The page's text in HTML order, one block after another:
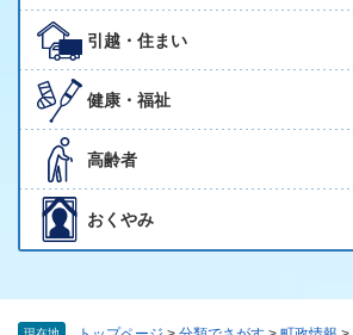
引越・住まい
健康・福祉
高齢者
おくやみ